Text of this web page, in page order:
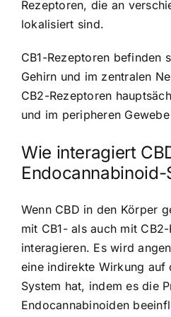
Rezeptoren, die an
lokalisiert sind.
CB1-Rezeptoren befinden
Gehirn und im zentralen
CB2-Rezeptoren
und im peripheren
Wie interagiert
Endocannabinoid-
Wenn CBD in den Körper
mit CB1- als auch mit
interagieren. Es wird
eine indirekte Wirkung auf
System hat, indem es die
Endocannabinoiden